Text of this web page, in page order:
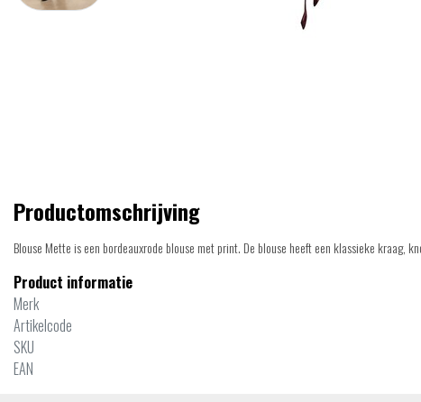
Productomschrijving
Blouse Mette is een bordeauxrode blouse met print. De blouse heeft een klassieke kraag,
Product informatie
Merk
Artikelcode
SKU
EAN